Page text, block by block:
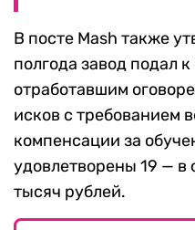
В посте Mash также
полгода завод подал
отработавшим
исков с требованием
компенсации за
удовлетворены 19 — в
тысяч рублей.